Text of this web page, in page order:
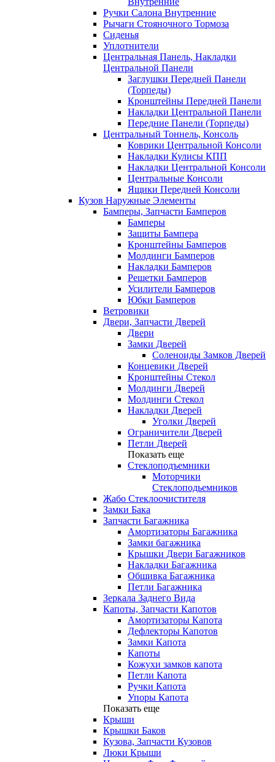
Ручки Салона Внутренние
Рычаги Стояночного Тормоза
Сиденья
Уплотнители
Центральная Панель, Накладки
Центральной Панели
Заглушки Передней Панели
(Торпеды)
Кронштейны Передней Панели
Накладки Центральной Панели
Передние Панели (Торпеды)
Центральный Тоннель, Консоль
Коврики Центральной Консоли
Накладки Кулисы КПП
Накладки Центральной Консоли
Центральные Консоли
Ящики Передней Консоли
Кузов Наружные Элементы
Бамперы, Запчасти Бамперов
Бамперы
Защиты Бампера
Кронштейны Бамперов
Молдинги Бамперов
Накладки Бамперов
Решетки Бамперов
Усилители Бамперов
Юбки Бамперов
Ветровики
Двери, Запчасти Дверей
Двери
Замки Дверей
Соленоиды Замков Дверей
Концевики Дверей
Кронштейны Стекол
Молдинги Дверей
Молдинги Стекол
Накладки Дверей
Уголки Дверей
Ограничители Дверей
Петли Дверей
Показать еще
Стеклоподъемники
Моторчики
Стеклоподьемников
Жабо Стеклоочистителя
Замки Бака
Запчасти Багажника
Амортизаторы Багажника
Замки багажника
Крышки Двери Багажников
Накладки Багажника
Обшивка Багажника
Петли Багажника
Зеркала Заднего Вида
Капоты, Запчасти Капотов
Амортизаторы Капота
Дефлекторы Капотов
Замки Капота
Капоты
Кожухи замков капота
Петли Капота
Ручки Капота
Упоры Капота
Показать еще
Крыши
Крышки Баков
Кузова, Запчасти Кузовов
Люки Крыши